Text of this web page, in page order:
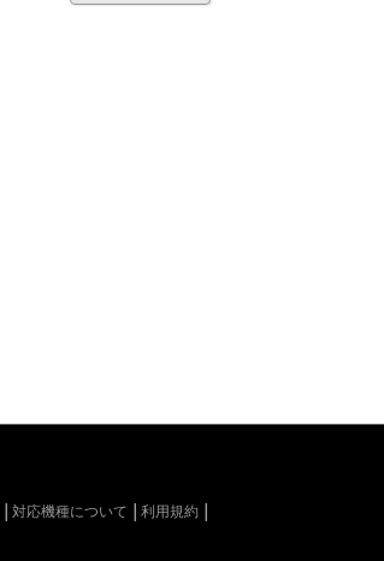
対応機種について
利用規約